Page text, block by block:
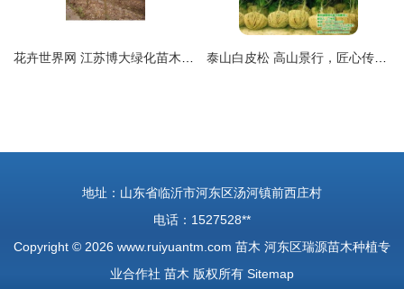
地址：山东省临沂市河东区汤河镇前西庄村
电话：1527528**
Copyright © 2026 www.ruiyuantm.com 苗木 河东区瑞源苗木种植专
业合作社 苗木 版权所有 Sitemap